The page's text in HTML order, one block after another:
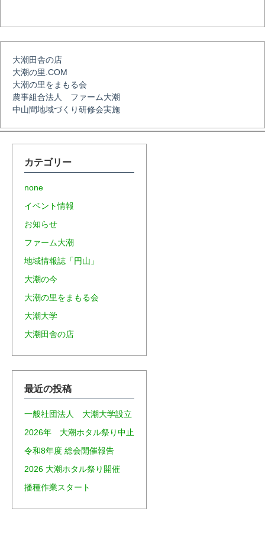
ョ
ン
大潮田舎の店
大潮の里.COM
大潮の里をまもる会
農事組合法人 ファーム大潮
中山間地域づくり研修会実施
カテゴリー
none
イベント情報
お知らせ
ファーム大潮
地域情報誌「円山」
大潮の今
大潮の里をまもる会
大潮大学
大潮田舎の店
最近の投稿
一般社団法人 大潮大学設立
2026年 大潮ホタル祭り中止
令和8年度 総会開催報告
2026 大潮ホタル祭り開催
播種作業スタート